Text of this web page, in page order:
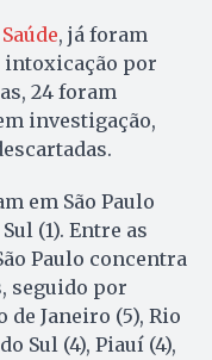
, já foram
intoxicação por
24 foram
investigação,
em São Paulo
(1). Entre as
Paulo concentra
seguido por
de Janeiro (5), Rio
Sul (4), Piauí (4),